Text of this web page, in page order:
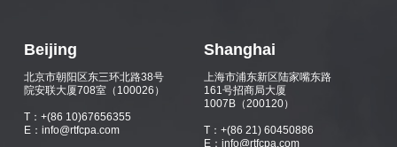
Beijing
北京市朝阳区东三环北路38号
院安联大厦708室（100026）
T：+(86 10)67656355
E：info@rtfcpa.com
Shanghai
上海市浦东新区陆家嘴东路
161号招商局大厦
1007B（200120）
T：+(86 21) 60450886
E：info@rtfcpa.com